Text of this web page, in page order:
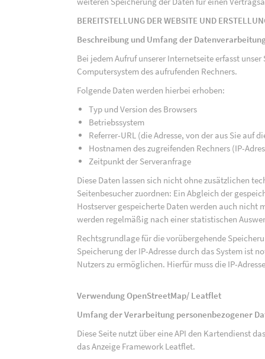
BEREITSTELLUNG DER WEBSITE UND
Beschreibung und Umfang der
Bei jedem Aufruf unserer Internetseite erfasst
Computersystem des aufrufenden Rechners.
Folgende Daten werden hierbei erhoben:
Typ und Version des Browsers
Betriebssystem
Referrer-URL (die Adresse, von der aus Sie auf
Hostnamen des zugreifenden Rechners (IP-
Zeitpunkt der Serveranfrage
Diese Daten lassen sich nicht ohne zusätzlichen
Seitenbesucher zuordnen: Ein Abgleich der
Hostserver gespeicherte Daten werden auch nicht
werden regelmäßig nach einer statistischen
Rechtsgrundlage für die vorübergehende
Speicherung der IP-Adresse durch das System ist
Nutzers zu ermöglichen. Hierfür muss die IP-
Verwendung OpenStreetMap/ Leatflet
Umfang der Verarbeitung personenbezogener
Diese Seite nutzt über eine API den Kartendienst
das Anzeige Framework Leatflet.